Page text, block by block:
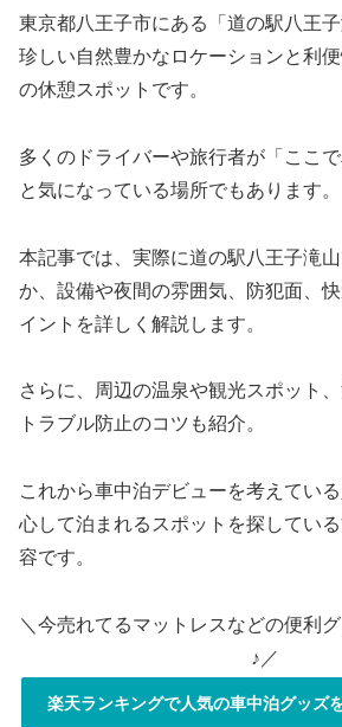
東京都八王子市にある「道の駅八王
珍しい自然豊かなロケーションと利
の休憩スポットです。
多くのドライバーや旅行者が「ここで
と気になっている場所でもあります。
本記事では、実際に道の駅八王子滝
か、設備や夜間の雰囲気、防犯面、
イントを詳しく解説します。
さらに、周辺の温泉や観光スポット
トラブル防止のコツも紹介。
これから車中泊デビューを考えてい
心して泊まれるスポットを探してい
容です。
＼今売れてるマットレスなどの便利
♪／
楽天ランキングで人気の車中泊グッズ